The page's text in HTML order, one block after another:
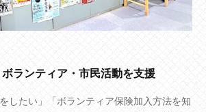
ランティア・市民活動を支援
したい」「ボランティア保険加入方法を知